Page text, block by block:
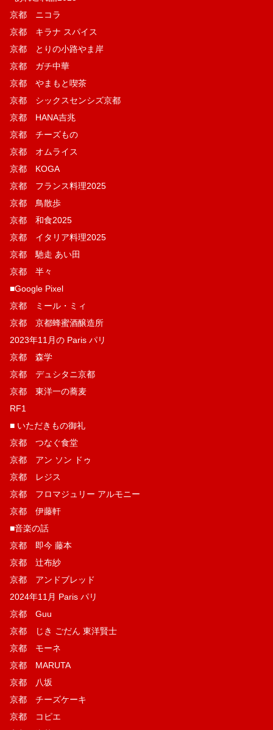
京都 ニコラ
京都 キラナ スパイス
京都 とりの小路やま岸
京都 ガチ中華
京都 やまもと喫茶
京都 シックスセンシズ京都
京都 HANA吉兆
京都 チーズもの
京都 オムライス
京都 KOGA
京都 フランス料理2025
京都 鳥散歩
京都 和食2025
京都 イタリア料理2025
京都 馳走 あい田
京都 半々
■Google Pixel
京都 ミール・ミィ
京都 京都蜂蜜酒醸造所
2023年11月の Paris パリ
京都 森学
京都 デュシタニ京都
京都 東洋一の蕎麦
RF1
■ いただきもの御礼
京都 つなぐ食堂
京都 アン ソン ドゥ
京都 レジス
京都 フロマジュリー アルモニー
京都 伊藤軒
■音楽の話
京都 即今 藤本
京都 辻布紗
京都 アンドブレッド
2024年11月 Paris パリ
京都 Guu
京都 じき ごだん 東洋賢士
京都 モーネ
京都 MARUTA
京都 八坂
京都 チーズケーキ
京都 コピエ